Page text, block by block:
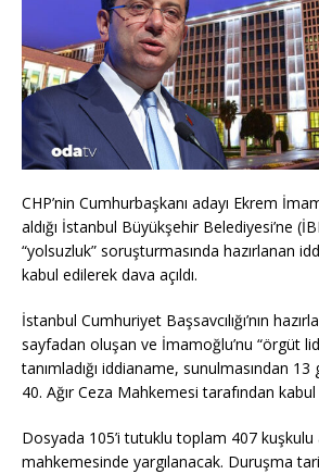
CHP’nin Cumhurbaşkanı adayı Ekrem
aldığı İstanbul Büyükşehir Belediyesi’ne
“yolsuzluk” soruşturmasında hazırlanan
kabul edilerek dava açıldı.
İstanbul Cumhuriyet Başsavcılığı’nın
sayfadan oluşan ve İmamoğlu’nu “örgüt
tanımladığı iddianame, sunulmasından
40. Ağır Ceza Mahkemesi tarafından kabul
Dosyada 105’i tutuklu toplam 407 kuşkulu
mahkemesinde yargılanacak. Duruşma